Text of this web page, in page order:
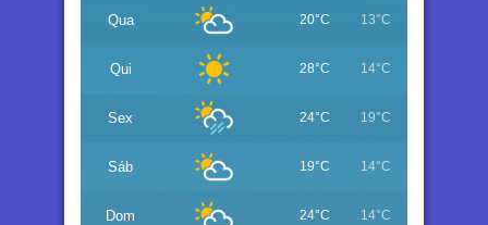
Qua 20°C 13°C
Qui 28°C 14°C
Sex 24°C 19°C
Sáb 19°C 14°C
Dom 24°C 14°C